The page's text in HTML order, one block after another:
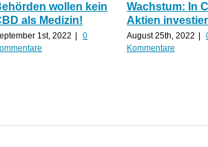
wollen kein
als Medizin!
1st, 2022 |
0
Wachstum: In
Aktien
August 25th, 2022 |
Kommentare